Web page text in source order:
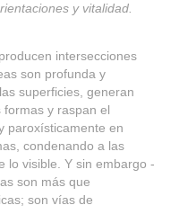
y vitalidad.
intersecciones
son profunda y
superficies, generan
y raspan el
paroxísticamente en
condenando a las
lo visible. Y sin embargo -
son más que
son vías de